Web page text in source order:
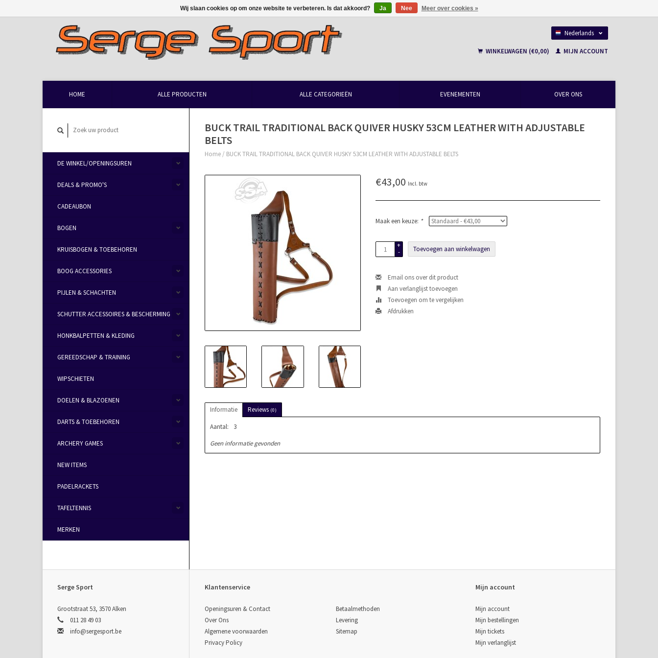
Nederlands
WINKELWAGEN (€0,00)
MIJN ACCOUNT
HOME ALLE PRODUCTEN ALLE CATEGORIEËN EVENEMENTEN OVER ONS
DE WINKEL/OPENINGSUREN
DEALS & PROMO'S
CADEAUBON
BOGEN
KRUISBOGEN & TOEBEHOREN
BOOG ACCESSORIES
PIJLEN & SCHACHTEN
SCHUTTER ACCESSOIRES & BESCHERMING
HONKBALPETTEN & KLEDING
GEREEDSCHAP & TRAINING
WIPSCHIETEN
DOELEN & BLAZOENEN
DARTS & TOEBEHOREN
ARCHERY GAMES
NEW ITEMS
PADELRACKETS
TAFELTENNIS
MERKEN
BUCK TRAIL TRADITIONAL BACK QUIVER HUSKY 53CM LEATHER WITH ADJUSTABLE
BELTS
Home / BUCK TRAIL TRADITIONAL BACK QUIVER HUSKY 53CM LEATHER WITH ADJUSTABLE BELTS
€43,00 Incl. btw
Maak een keuze: *
+
-
Toevoegen aan winkelwagen
Email ons over dit product
Aan verlanglijst toevoegen
Toevoegen om te vergelijken
Afdrukken
Informatie Reviews (0)
Aantal:
3
Geen informatie gevonden
Serge Sport
Grootstraat 53, 3570 Alken
011 28 49 03
info@sergesport.be
Klantenservice
Openingsuren & Contact
Over Ons
Algemene voorwaarden
Privacy Policy
Betaalmethoden
Levering
Sitemap
Mijn account
Mijn account
Mijn bestellingen
Mijn tickets
Mijn verlanglijst
Wij slaan cookies op om onze website te verbeteren. Is dat akkoord? Ja Nee Meer over cookies »